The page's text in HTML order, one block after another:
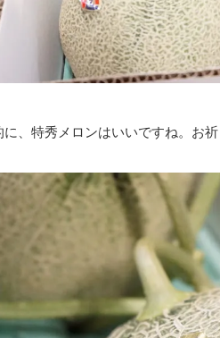
に、特秀メロンはいいですね。お祈